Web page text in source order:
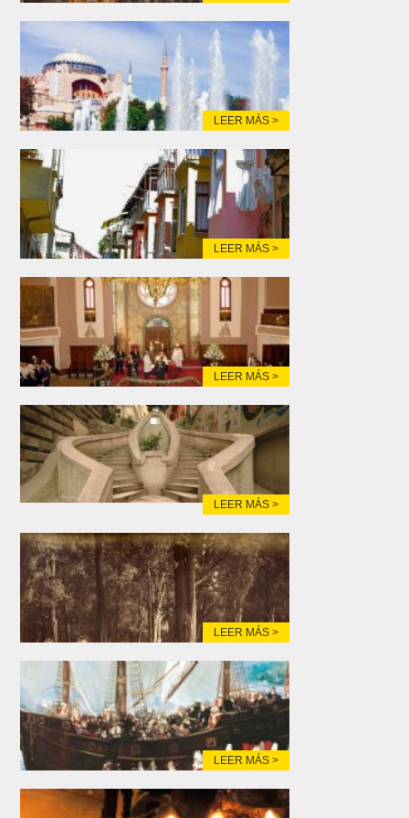
LEER MÁS >
LEER MÁS >
LEER MÁS >
LEER MÁS >
LEER MÁS >
LEER MÁS >